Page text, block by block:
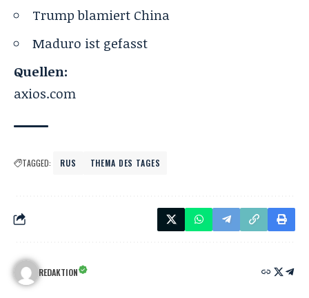
Trump blamiert China
Maduro ist gefasst
Quellen:
axios.com
TAGGED: RUS THEMA DES TAGES
REDAKTION